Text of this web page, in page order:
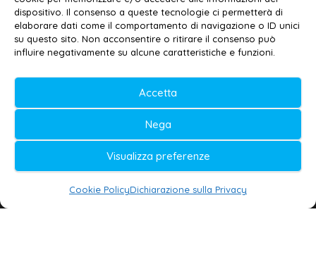
dispositivo. Il consenso a queste tecnologie ci permetterà di
elaborare dati come il comportamento di navigazione o ID unici
su questo sito. Non acconsentire o ritirare il consenso può
influire negativamente su alcune caratteristiche e funzioni.
Accetta
Nega
Visualizza preferenze
Cookie PolicyDichiarazione sulla Privacy
Contatti –Disclaimer
Privacy policy –Cookie policy
Testata iscritta al n. 11/2020 Registro della
Stampa Tribunale di Lecce
Editore e direttore responsabile:
Daniele G. Masciullo